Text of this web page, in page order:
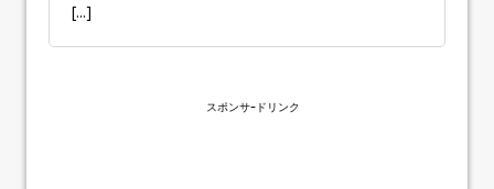
[...]
スポンサｰドリンク